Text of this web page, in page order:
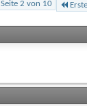
Seite 2 von 10 Erste